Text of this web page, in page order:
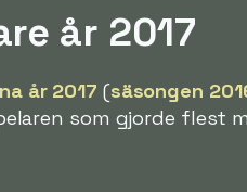
år 2017
år 2017 (säsongen
som gjorde flest